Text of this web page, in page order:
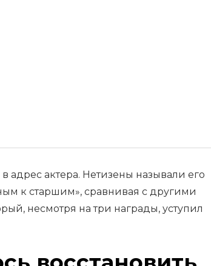
адрес актера. Нетизены называли его
к старшим», сравнивая с другими
несмотря на три награды, уступил